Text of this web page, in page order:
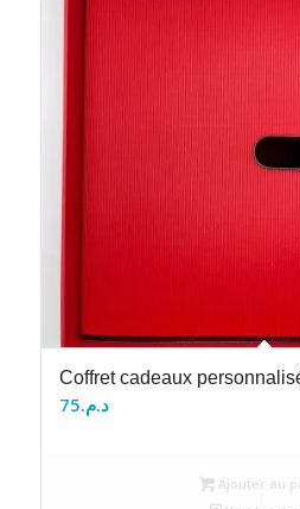
Coffret cadeaux
د.م.75
Ajouter au